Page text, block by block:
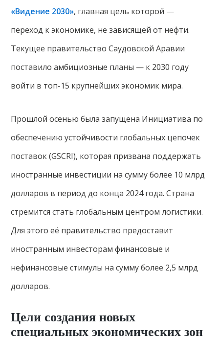
«Видение 2030», главная цель которой —
переход к экономике, не зависящей от нефти.
Текущее правительство Саудовской Аравии
поставило амбициозные планы — к 2030 году
войти в топ-15 крупнейших экономик мира.
Прошлой осенью была запущена Инициатива по
обеспечению устойчивости глобальных цепочек
поставок (GSCRI), которая призвана поддержать
иностранные инвестиции на сумму более 10 млрд
долларов в период до конца 2024 года. Страна
стремится стать глобальным центром логистики.
Для этого её правительство предоставит
иностранным инвесторам финансовые и
нефинансовые стимулы на сумму более 2,5 млрд
долларов.
Цели создания новых
специальных экономических зон